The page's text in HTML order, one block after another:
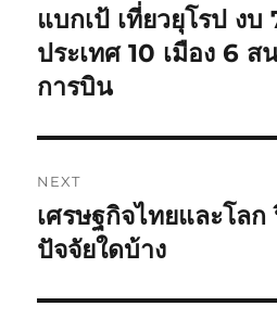
navigation
Previous
post:
แบกเป้ เที่ยวยุโรป ง
ประเทศ 10 เมือง 6
การบิน
NEXT
Next
post:
เศรษฐกิจไทยและโล
ปัจจัยใดบ้าง